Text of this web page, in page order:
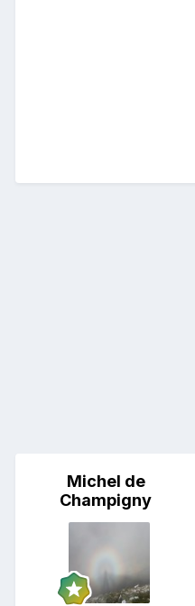
Michel de
Champigny